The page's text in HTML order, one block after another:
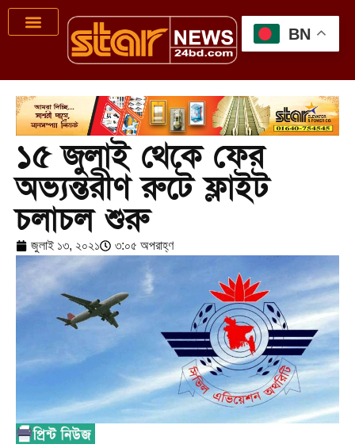
১৫ জুলাই থেকে ফের
অভ্যন্তরীণ রুটে ফ্লাইট
চলাচল শুরু
জুলাই ১৩, ২০২১ ৩:০৫ অপরাহ্ণ
BN